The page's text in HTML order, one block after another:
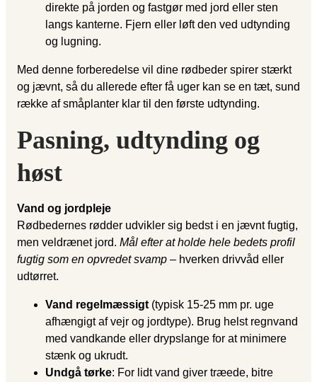
direkte på jorden og fastgør med jord eller sten
langs kanterne. Fjern eller løft den ved udtynding
og lugning.
Med denne forberedelse vil dine rødbeder spirer stærkt
og jævnt, så du allerede efter få uger kan se en tæt, sund
række af småplanter klar til den første udtynding.
Pasning, udtynding og
høst
Vand og jordpleje
Rødbedernes rødder udvikler sig bedst i en jævnt fugtig,
men veldrænet jord. Mål efter at holde hele bedets profil
fugtig som en opvredet svamp – hverken drivvåd eller
udtørret.
Vand regelmæssigt (typisk 15-25 mm pr. uge
afhængigt af vejr og jordtype). Brug helst regnvand
med vandkande eller drypslange for at minimere
stænk og ukrudt.
Undgå tørke: For lidt vand giver træede, bitre